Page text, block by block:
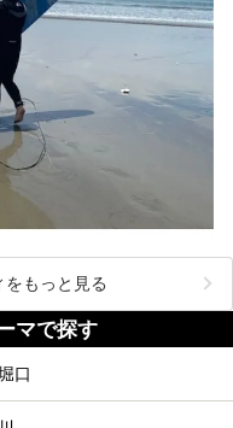
もっと見る
マで探す
口